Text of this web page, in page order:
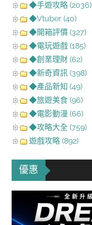
◆手遊攻略 (2036)
◆Vtuber (40)
◆開箱評價 (327)
◆電玩遊戲 (185)
◆創業理財 (62)
◆新奇資訊 (398)
◆產品新知 (49)
◆旅遊美食 (96)
◆電影動漫 (66)
◆攻略大全 (759)
遊戲攻略 (892)
優惠